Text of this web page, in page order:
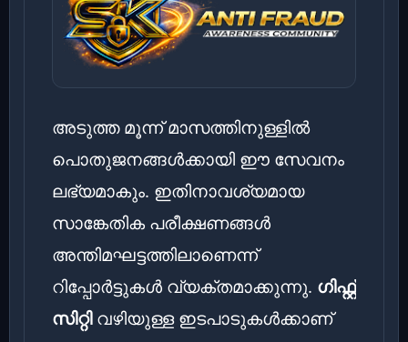
അടുത്ത മൂന്ന് മാസത്തിനുള്ളിൽ
പൊതുജനങ്ങൾക്കായി ഈ സേവനം
ലഭ്യമാകും. ഇതിനാവശ്യമായ
സാങ്കേതിക പരീക്ഷണങ്ങൾ
അന്തിമഘട്ടത്തിലാണെന്ന്
റിപ്പോർട്ടുകൾ വ്യക്തമാക്കുന്നു. ഗിഫ്റ്റ്
സിറ്റിവഴിയുള്ള ഇടപാടുകൾക്കാണ്